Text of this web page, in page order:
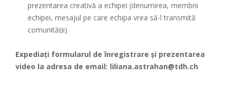
prezentarea creativă a echipei (denumirea, membrii
echipei, mesajul pe care echipa vrea să-l transmită
comunității).
Expediați formularul de înregistrare și prezentarea
video la adresa de email: liliana.astrahan@tdh.ch